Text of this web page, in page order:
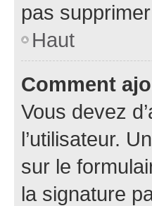
pas
Haut
Comment
Vous devez
l’utilisateur.
sur le
la signature